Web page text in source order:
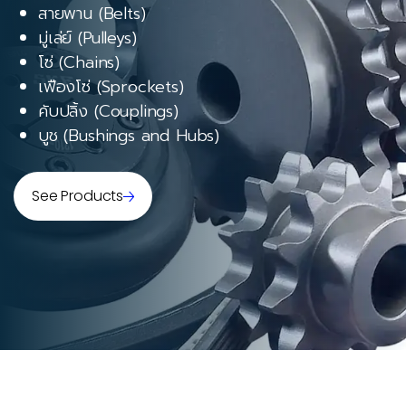
สายพาน (Belts)
มู่เล่ย์ (Pulleys)
โซ่ (Chains)
เฟืองโซ่ (Sprockets)
คับปลิ้ง (Couplings)
บูช (Bushings and Hubs)
See Products